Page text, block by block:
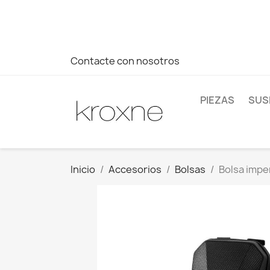
Contacte con nosotros
PIEZAS
Inicio Accesorios Bolsas Bolsa